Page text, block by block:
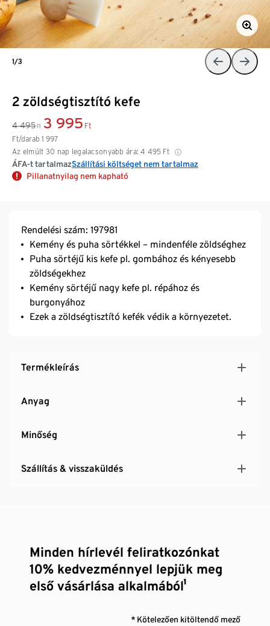
2 zöldségtisztító kefe
4 495 Ft 3 995 Ft
Ft/darab 1 997
Az elmúlt 30 nap legalacsonyabb ára: 4 495 Ft
ÁFA-t tartalmazSzállítási költséget nem tartalmaz
Pillanatnyilag nem kapható
1/3
Rendelési szám: 197981
Kemény és puha sörtékkel – mindenféle zöldséghez
Puha sörtéjű kis kefe pl. gombához és kényesebb
zöldségekhez
Kemény sörtéjű nagy kefe pl. répához és
burgonyához
Ezek a zöldségtisztító kefék védik a környezetet.
Termékleírás
Anyag
Minőség
Szállítás & visszaküldés
Minden hírlevél feliratkozónkat
10% kedvezménnyel lepjük meg
első vásárlása alkalmából¹
* Kötelezően kitöltendő mező